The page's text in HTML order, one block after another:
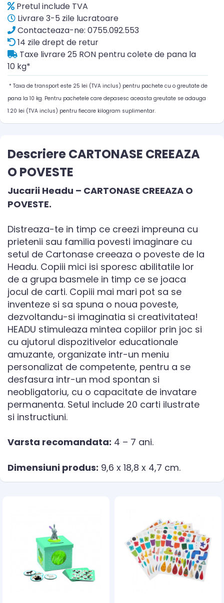
Pretul include TVA
Livrare 3-5 zile lucratoare
Contacteaza-ne: 0755.092.553
14 zile drept de retur
Taxe livrare 25 RON pentru colete de pana la
10 kg*
* Taxa de transport este 25 lei (TVA inclus) pentru pachete cu o greutate de
pana la 10 kg. Pentru pachetele care depasesc aceasta greutate se adauga
1.20 lei (TVA inclus) pentru fiecare kilogram suplimentar.
Descriere CARTONASE CREEAZA
O POVESTE
Jucarii Headu – CARTONASE CREEAZA O
POVESTE.
Distreaza-te in timp ce creezi impreuna cu
prietenii sau familia povesti imaginare cu
setul de Cartonase creeaza o poveste de la
Headu. Copiii mici isi sporesc abilitatile lor
de a grupa basmele in timp ce se joaca
jocul de carti. Copiii mai mari pot sa se
inventeze si sa spuna o noua poveste,
dezvoltandu-si imaginatia si creativitatea!
HEADU stimuleaza mintea copiilor prin joc si
cu ajutorul dispozitivelor educationale
amuzante, organizate intr-un meniu
personalizat de competente, pentru a se
desfasura intr-un mod spontan si
neobligatoriu, cu o capacitate de invatare
permanenta. Setul include 20 carti ilustrate
si instructiuni.
Varsta recomandata: 4 – 7 ani.
Dimensiuni produs: 9,6 x 18,8 x 4,7 cm.